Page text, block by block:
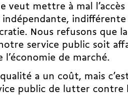
veut mettre à mal l’accès
indifférente
Nous refusons que
service public soit
de marché.
a un coût, mais
public de lutter contre